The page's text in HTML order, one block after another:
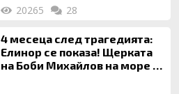
20265 28
4 месеца след трагедията:
Елинор се показа! Щерката
на Боби Михайлов на море с